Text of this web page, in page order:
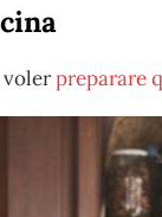
volerpreparare